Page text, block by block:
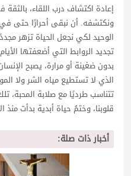
إعادة اكتشاف درب اللقاء،
ونكتشفه. أن نبقى أحرارًا حتى في
الوحيد لكي نجعل الحياة تزهر
تجديد الروابط التي أضعفتها
بدون ضغينة أو مرارة، يصبح
الذي لا تستطيع مياه الشر ولا
تتناسب طرديًا مع صلابة المحبة،
قلوبنا، وختمُ حياة أبدية بدأت
أخبار ذات صلة: